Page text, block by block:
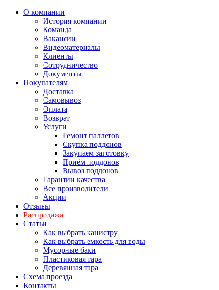
О компании
История компании
Команда
Вакансии
Видеоматериалы
Клиенты
Сотрудничество
Документы
Покупателям
Доставка
Самовывоз
Оплата
Возврат
Услуги
Ремонт паллетов
Скупка поддонов
Закупаем заготовку
Приём поддонов
Вывоз поддонов
Гарантии качества
Все производители
Акции
Отзывы
Распродажа
Статьи
Как выбрать канистру
Как выбрать емкость для воды
Мусорные баки
Пластиковая тара
Деревянная тара
Схема проезда
Контакты